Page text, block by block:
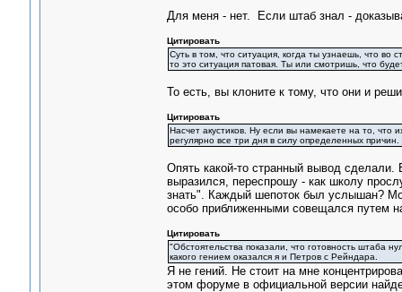
Для меня - нет. Если штаб знал -
Цитировать
Суть в том, что ситуация, когда ты узнаешь, что во
то это ситуация патовая. Ты или смотришь, что
То есть, вы клоните к тому, что они и
Цитировать
Насчет акустиков. Ну если вы намекаете на то, что
регулярно все три дня в силу определенных причин.
Опять какой-то странный вывод
выразился, переспрошу - как школу
знать". Каждый шепоток был услышан?
особо приближенными совещался путем
Цитировать
"Обстоятельства показали, что готовность штаба
какого гением оказался я и Петров с Рейндара.
Я не гений. Не стоит на мне
этом форуме в официальной версии